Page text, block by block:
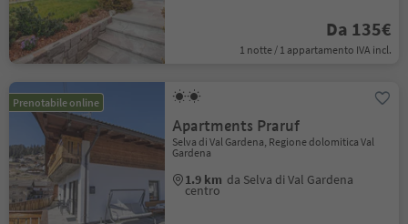
Da 135€
1 notte / 1 appartamento IVA incl.
Prenotabile online
Apartments Praruf
Selva di Val Gardena, Regione dolomitica Val
Gardena
1.9 km da Selva di Val Gardena
centro